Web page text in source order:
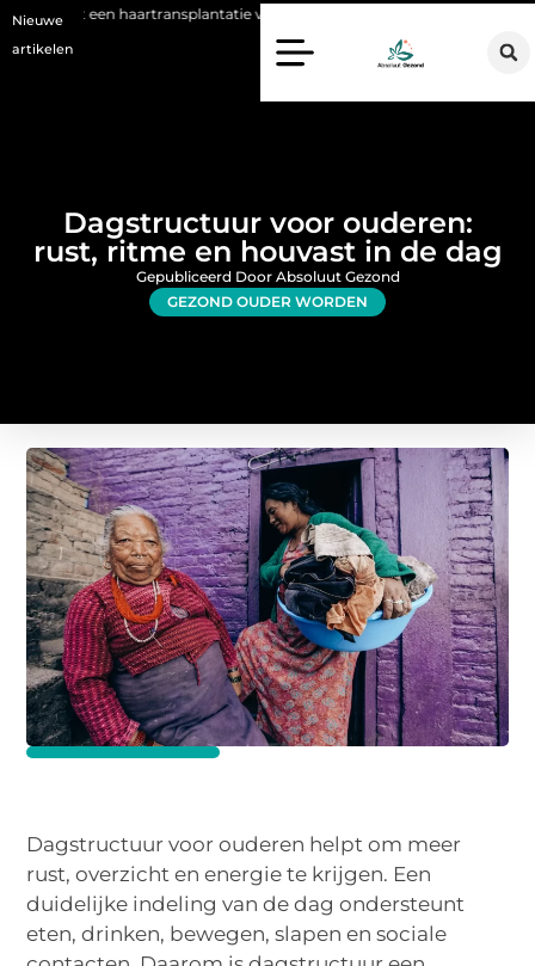
Nieuwe
artikelen
vandaag de dag kan betekenen
Dagstructuur voor ouderen:
rust, ritme en houvast in de dag
GEZOND OUDER WORDEN
Gepubliceerd Door Absoluut Gezond
Dagstructuur voor ouderen helpt om meer
rust, overzicht en energie te krijgen. Een
duidelijke indeling van de dag ondersteunt
eten, drinken, bewegen, slapen en sociale